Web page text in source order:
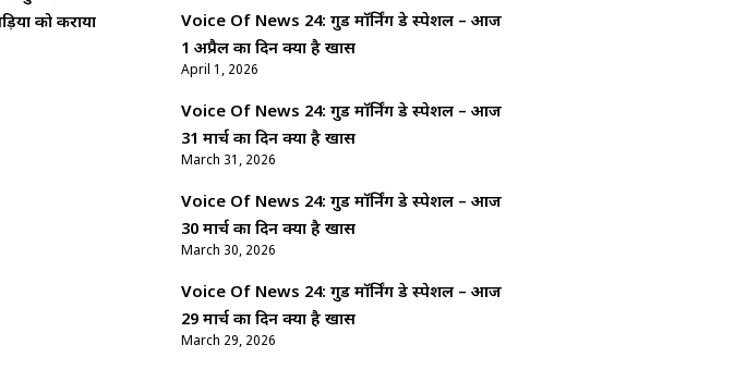
को कराया
Voice Of News 24: गुड माॅर्निंग डे स्पेशल – आज
1 अप्रैल का दिन क्यों है खास
April 1, 2026
Voice Of News 24: गुड माॅर्निंग डे स्पेशल – आज
31 मार्च का दिन क्यों है खास
March 31, 2026
Voice Of News 24: गुड माॅर्निंग डे स्पेशल – आज
30 मार्च का दिन क्यों है खास
March 30, 2026
Voice Of News 24: गुड माॅर्निंग डे स्पेशल – आज
29 मार्च का दिन क्यों है खास
March 29, 2026